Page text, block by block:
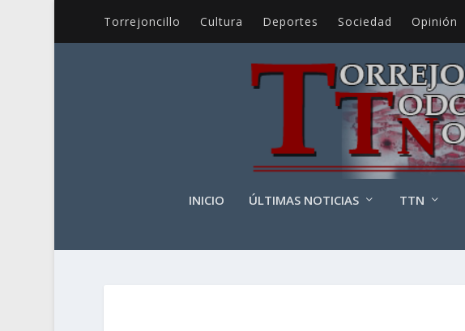
Torrejoncillo Cultura Deportes Sociedad Opinión
INICIO ÚLTIMAS NOTICIAS TTN